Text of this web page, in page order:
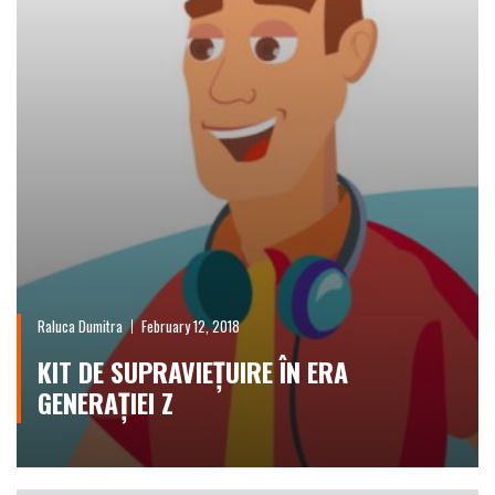
Raluca Dumitra February 12, 2018
KIT DE SUPRAVIEȚUIRE ÎN ERA
GENERAȚIEI Z